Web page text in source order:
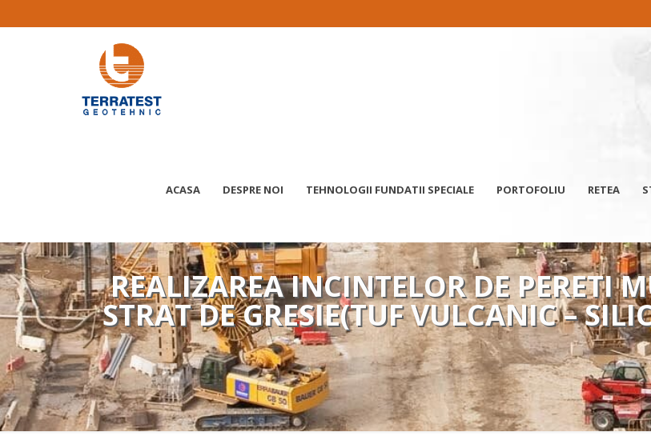
ACASA DESPRE NOI TEHNOLOGII FUNDATII SPECIALE PORTOFOLIU RETEA
REALIZAREA INCINTELOR DE PERETI
STRAT DE GRESIE(TUF VULCANIC –